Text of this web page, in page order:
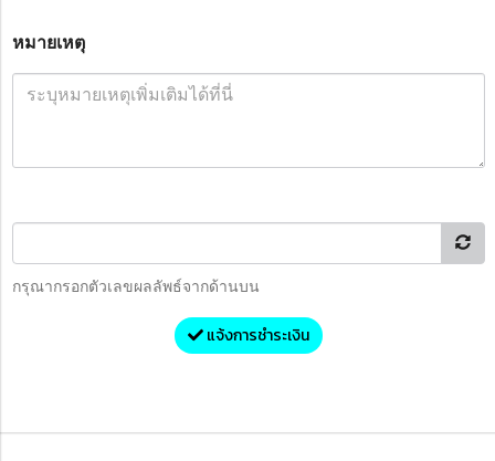
หมายเหตุ
กรุณากรอกตัวเลขผลลัพธ์จากด้านบน
แจ้งการชำระเงิน